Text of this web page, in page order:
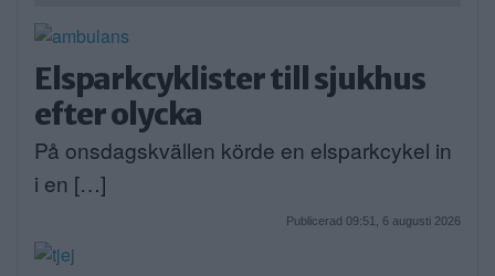
Elsparkcyklister till sjukhus
efter olycka
På onsdagskvällen körde en elsparkcykel in
i en […]
Publicerad 09:51, 6 augusti 2026